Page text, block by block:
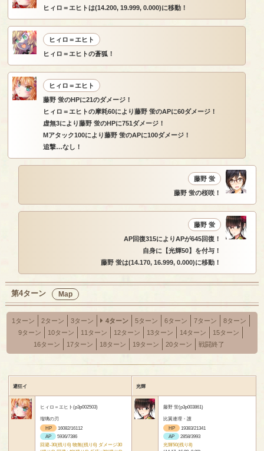
ヒィロ＝エヒトは(14.200, 19.999, 0.000)に移動！
ヒィロ＝エヒト
ヒィロ＝エヒトの蒼狐！
ヒィロ＝エヒト
藤野 蛍のHPに21のダメージ！
ヒィロ＝エヒトの摩耗60により藤野 蛍のAPに60ダメージ！
虚無3により藤野 蛍のHPに751ダメージ！
Mアタック100により藤野 蛍のAPに100ダメージ！
追撃…なし！
藤野 蛍
藤野 蛍の桜咲！
藤野 蛍
AP回復315によりAPが645回復！
自身に【光輝50】を付与！
藤野 蛍は(14.170, 16.999, 0.000)に移動！
第4ターン Map
1ターン 2ターン 3ターン 4ターン 5ターン 6ターン 7ターン
8ターン
9ターン
10ターン 11ターン 12ターン 13ターン 14ターン
15ターン
16ターン
17ターン 18ターン 19ターン 20ターン 戦闘終了
避狂イ 光輝
ヒィロ＝エヒト(p3p002503)
瑠璃の刃
HP
16082/16112
AP
5936/7386
回避-30(残り6) 物無(残り6) ダメージ30
藤野 蛍(p3p003861)
比翼連理・護
HP
19383/21341
AP
2858/3993
光輝50(残り8)